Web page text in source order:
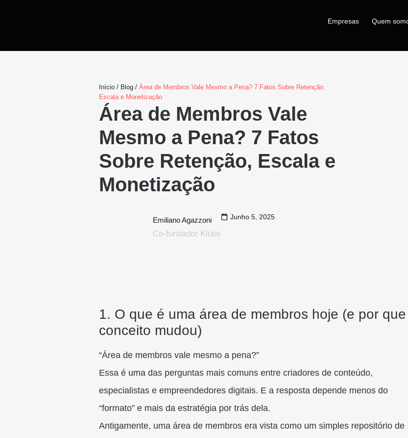
Empresas Quem
Início / Blog / Área de Membros Vale Mesmo a Pena? 7 Fatos Sobre Retenção,
Escala e Monetização
Área de Membros Vale
Mesmo a Pena? 7 Fatos
Sobre Retenção, Escala e
Monetização
Emiliano Agazzoni
Co-fundador Klubs
Junho 5, 2025
1. O que é uma área de membros hoje (e por
conceito mudou)
“Área de membros vale mesmo a pena?”
Essa é uma das perguntas mais comuns entre criadores de conteúdo,
especialistas e empreendedores digitais. E a resposta depende menos do
“formato” e mais da estratégia por trás dela.
Antigamente, uma área de membros era vista como um simples repositório de